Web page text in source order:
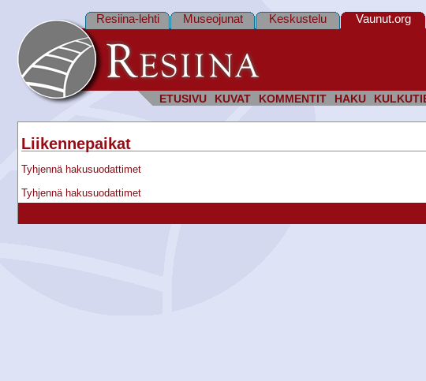
ETUSIVU KUVAT KOMMENTIT HAKU
Resiina-lehti Museojunat Keskustelu Vaunut.org
Liikennepaikat
Tyhjennä hakusuodattimet
Tyhjennä hakusuodattimet